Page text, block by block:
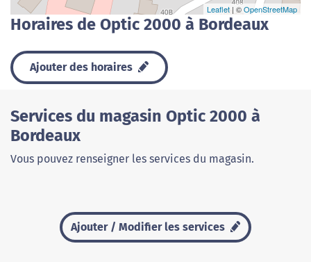
Leaflet | ©OpenStreetMap
Horaires de Optic 2000 à Bordeaux
Ajouter des horaires
Services du magasin Optic 2000 à
Bordeaux
Vous pouvez renseigner les services du magasin.
Ajouter / Modifier les services